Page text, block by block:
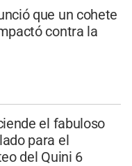
que un cohete
contra la
el fabuloso
para el
del Quini 6